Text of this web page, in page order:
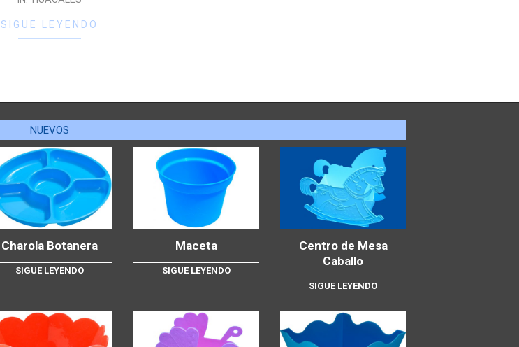
SIGUE LEYENDO
NUEVOS
Charola Botanera
SIGUE LEYENDO
Maceta
SIGUE LEYENDO
Centro de Mesa
Caballo
SIGUE LEYENDO